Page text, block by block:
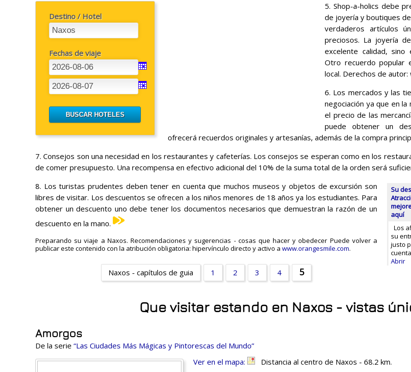
Destino / Hotel
Fechas de viaje
5. Shop-a-holics debe
de joyería y boutiques
verdaderos artículos
preciosos. La joyería
excelente calidad,
Otro recuerdo popular
local. Derechos de
6. Los mercados y las
negociación ya que en
el precio de las
puede obtener un
ofrecerá recuerdos originales y artesanías, además de la compra
7. Consejos son una necesidad en los restaurantes y cafeterías. Los consejos se esperan como en los
de comer presupuesto. Una recompensa en efectivo adicional del 10% de la suma total de la orden será
Su
aquí
Los
su
justo
Abrir
8. Los turistas prudentes deben tener en cuenta que muchos museos y objetos de excursión son
libres de visitar. Los descuentos se ofrecen a los niños menores de 18 años ya los estudiantes. Para
obtener un descuento uno debe tener los documentos necesarios que demuestran la razón de un
descuento en la mano.
Preparando su viaje a Naxos. Recomendaciones y sugerencias - cosas que hacer y obedecer Puede volver a
publicar este contenido con la atribución obligatoria: hipervínculo directo y activo a www.orangesmile.com.
Naxos - capítulos de guia 1 2 3 4 5
Que visitar estando en Naxos - vistas
Amorgos
De la serie “Las Ciudades Más Mágicas y Pintorescas del Mundo”
Ver en el mapa:
Distancia al centro de Naxos - 68.2 km.